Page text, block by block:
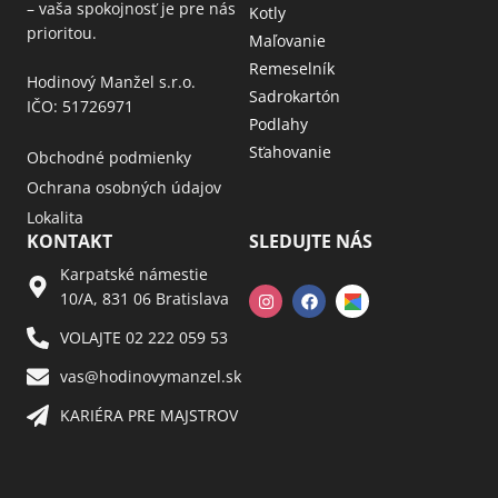
– vaša spokojnosť je pre nás
prioritou.
Hodinový Manžel s.r.o.
IČO: 51726971
Obchodné podmienky
Ochrana osobných údajov
Lokalita
Kotly
Maľovanie
Remeselník
Sadrokartón
Podlahy
Sťahovanie
KONTAKT
Karpatské námestie
10/A, 831 06 Bratislava
VOLAJTE 02 222 059 53​
vas@hodinovymanzel.sk​
KARIÉRA PRE MAJSTROV​
SLEDUJTE NÁS